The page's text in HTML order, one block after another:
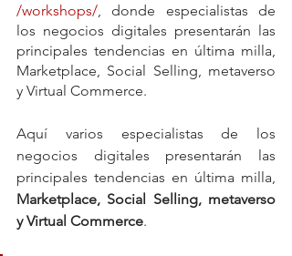
/workshops/ , donde especialistas de
los negocios digitales presentarán las
principales tendencias en última milla,
Marketplace, Social Selling, metaverso
y Virtual Commerce.
Aquí varios especialistas de los
negocios digitales presentarán las
principales tendencias en última milla,
Marketplace, Social Selling, metaverso
y Virtual Commerce.